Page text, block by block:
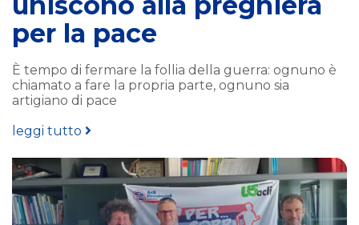
per la pace
È tempo di fermare la follia della guerra: ognuno è
chiamato a fare la propria parte, ognuno sia
artigiano di pace
leggi tutto